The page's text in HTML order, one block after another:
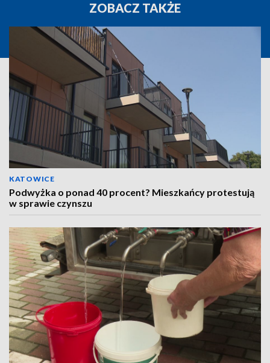
ZOBACZ TAKŻE
KATOWICE
Podwyżka o ponad 40 procent? Mieszkańcy protestują
w sprawie czynszu